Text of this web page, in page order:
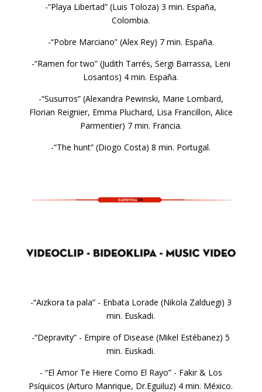
-“Playa Libertad” (Luis Toloza) 3 min. España,
Colombia.
-“Pobre Marciano” (Alex Rey) 7 min. España.
-“Ramen for two” (Judith Tarrés, Sergi Barrassa, Leni
Losantos) 4 min. España.
-“Susurros” (Alexandra Pewinski, Marie Lombard,
Florian Reignier, Emma Pluchard, Lisa Francillon, Alice
Parmentier) 7 min. Francia.
-“The hunt” (Diogo Costa) 8 min. Portugal.
-“Aizkora ta pala” - Enbata Lorade (Nikola Zalduegi) 3
min. Euskadi.
-“Depravity” - Empire of Disease (Mikel Estébanez) 5
min. Euskadi.
- “El Amor Te Hiere Como El Rayo” - Fakir & Los
Psíquicos (Arturo Manrique, Dr.Eguiluz) 4 min. México.